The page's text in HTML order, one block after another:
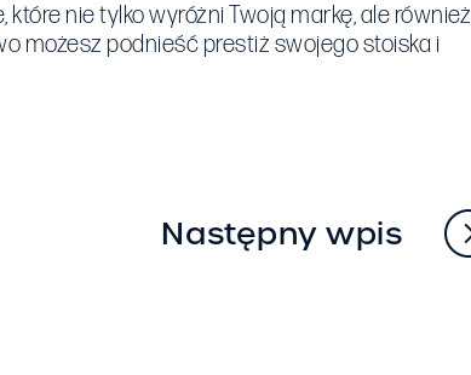
nie tylko wyróżni Twoją markę, ale również
możesz podnieść prestiż swojego stoiska i
Następny wpis